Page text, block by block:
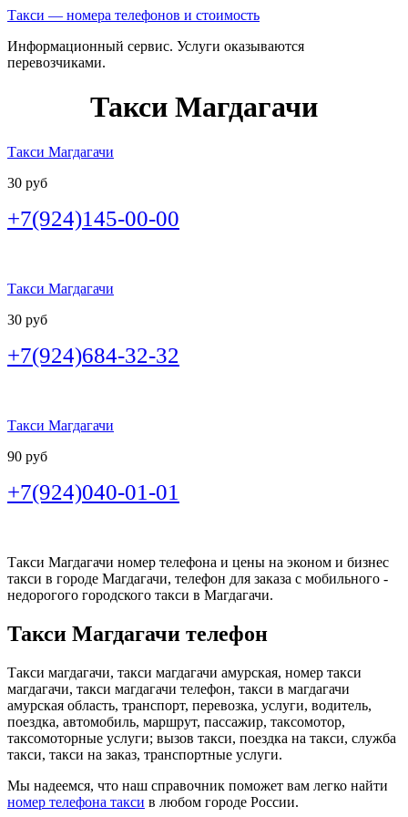
Такси — номера телефонов и стоимость
Информационный сервис. Услуги оказываются
перевозчиками.
Такси Магдагачи
Такси Магдагачи
30 руб
+7(924)145-00-00
Такси Магдагачи
30 руб
+7(924)684-32-32
Такси Магдагачи
90 руб
+7(924)040-01-01
Такси Магдагачи номер телефона и цены на эконом и бизнес
такси в городе Магдагачи, телефон для заказа с мобильного -
недорогого городского такси в Магдагачи.
Такси Магдагачи телефон
Такси магдагачи, такси магдагачи амурская, номер такси
магдагачи, такси магдагачи телефон, такси в магдагачи
амурская область, транспорт, перевозка, услуги, водитель,
поездка, автомобиль, маршрут, пассажир, таксомотор,
таксомоторные услуги; вызов такси, поездка на такси, служба
такси, такси на заказ, транспортные услуги.
Мы надеемся, что наш справочник поможет вам легко найти
номер телефона такси в любом городе России.